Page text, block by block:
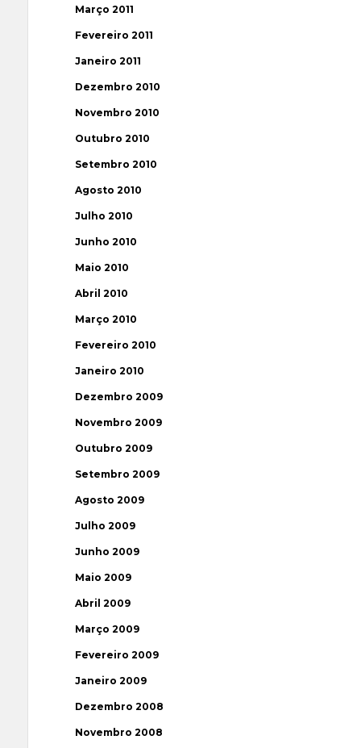
Março 2011
Fevereiro 2011
Janeiro 2011
Dezembro 2010
Novembro 2010
Outubro 2010
Setembro 2010
Agosto 2010
Julho 2010
Junho 2010
Maio 2010
Abril 2010
Março 2010
Fevereiro 2010
Janeiro 2010
Dezembro 2009
Novembro 2009
Outubro 2009
Setembro 2009
Agosto 2009
Julho 2009
Junho 2009
Maio 2009
Abril 2009
Março 2009
Fevereiro 2009
Janeiro 2009
Dezembro 2008
Novembro 2008